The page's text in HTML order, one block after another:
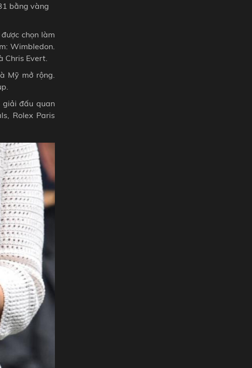
bằng vàng
chọn làm
Wimbledon.
Chris Evert.
Mỹ mở rộng.
giải đấu quan
Rolex Paris